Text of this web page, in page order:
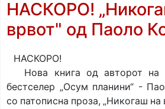
НАСКОРО!
врвот" од Паоло
НАСКОРО!
Нова книга од авторот на
бестселер „Осум планини“ -
со патописна проза, „Никогаш на